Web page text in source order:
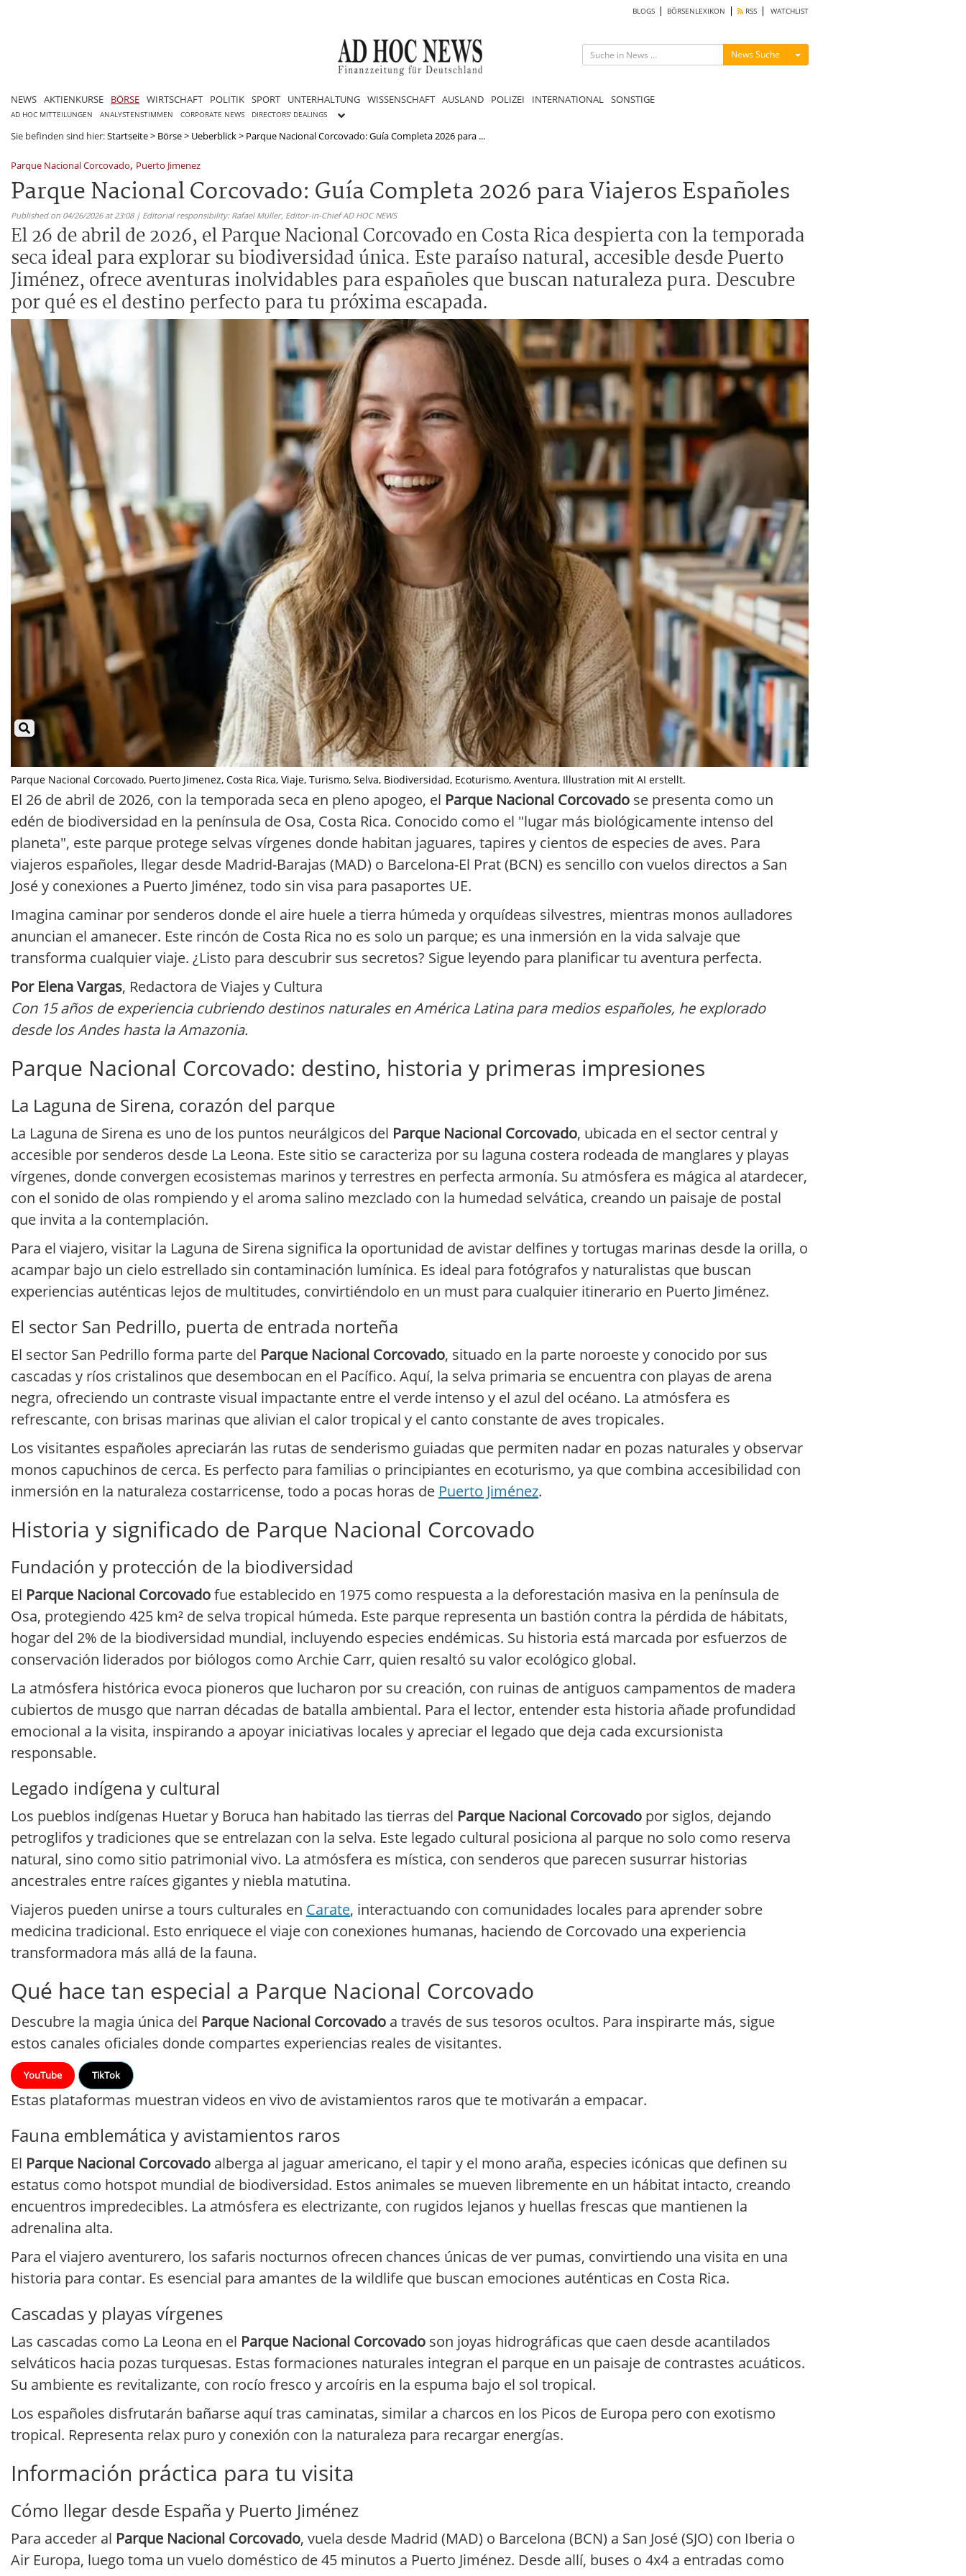
BLOGS BÖRSENLEXIKON RSS WATCHLIST
News Suche Menü ein-/ausblenden
NEWS AKTIENKURSE BÖRSE WIRTSCHAFT POLITIK SPORT UNTERHALTUNG WISSENSCHAFT AUSLAND POLIZEI INTERNATIONAL SONSTIGE
AD HOC MITTEILUNGEN ANALYSTENSTIMMEN CORPORATE NEWS DIRECTORS' DEALINGS
Sie befinden sind hier:Startseite> Börse> Ueberblick> Parque Nacional Corcovado: Guía Completa 2026 para ...
Parque Nacional Corcovado, Puerto Jimenez
Parque Nacional Corcovado: Guía Completa 2026 para Viajeros Españoles
Published on 04/26/2026 at 23:08 | Editorial responsibility: Rafael Müller, Editor-in-Chief AD HOC NEWS
El 26 de abril de 2026, el Parque Nacional Corcovado en Costa Rica despierta con la temporada
seca ideal para explorar su biodiversidad única. Este paraíso natural, accesible desde Puerto
Jiménez, ofrece aventuras inolvidables para españoles que buscan naturaleza pura. Descubre
por qué es el destino perfecto para tu próxima escapada.
Parque Nacional Corcovado, Puerto Jimenez, Costa Rica, Viaje, Turismo, Selva, Biodiversidad, Ecoturismo, Aventura, Illustration mit AI erstellt.
El 26 de abril de 2026, con la temporada seca en pleno apogeo, el Parque Nacional Corcovado se presenta como un
edén de biodiversidad en la península de Osa, Costa Rica. Conocido como el "lugar más biológicamente intenso del
planeta", este parque protege selvas vírgenes donde habitan jaguares, tapires y cientos de especies de aves. Para
viajeros españoles, llegar desde Madrid-Barajas (MAD) o Barcelona-El Prat (BCN) es sencillo con vuelos directos a San
José y conexiones a Puerto Jiménez, todo sin visa para pasaportes UE.
Imagina caminar por senderos donde el aire huele a tierra húmeda y orquídeas silvestres, mientras monos aulladores
anuncian el amanecer. Este rincón de Costa Rica no es solo un parque; es una inmersión en la vida salvaje que
transforma cualquier viaje. ¿Listo para descubrir sus secretos? Sigue leyendo para planificar tu aventura perfecta.
Por Elena Vargas, Redactora de Viajes y Cultura
Con 15 años de experiencia cubriendo destinos naturales en América Latina para medios españoles, he explorado
desde los Andes hasta la Amazonia.
Parque Nacional Corcovado: destino, historia y primeras impresiones
La Laguna de Sirena, corazón del parque
La Laguna de Sirena es uno de los puntos neurálgicos del Parque Nacional Corcovado, ubicada en el sector central y
accesible por senderos desde La Leona. Este sitio se caracteriza por su laguna costera rodeada de manglares y playas
vírgenes, donde convergen ecosistemas marinos y terrestres en perfecta armonía. Su atmósfera es mágica al atardecer,
con el sonido de olas rompiendo y el aroma salino mezclado con la humedad selvática, creando un paisaje de postal
que invita a la contemplación.
Para el viajero, visitar la Laguna de Sirena significa la oportunidad de avistar delfines y tortugas marinas desde la orilla, o
acampar bajo un cielo estrellado sin contaminación lumínica. Es ideal para fotógrafos y naturalistas que buscan
experiencias auténticas lejos de multitudes, convirtiéndolo en un must para cualquier itinerario en Puerto Jiménez.
El sector San Pedrillo, puerta de entrada norteña
El sector San Pedrillo forma parte del Parque Nacional Corcovado, situado en la parte noroeste y conocido por sus
cascadas y ríos cristalinos que desembocan en el Pacífico. Aquí, la selva primaria se encuentra con playas de arena
negra, ofreciendo un contraste visual impactante entre el verde intenso y el azul del océano. La atmósfera es
refrescante, con brisas marinas que alivian el calor tropical y el canto constante de aves tropicales.
Los visitantes españoles apreciarán las rutas de senderismo guiadas que permiten nadar en pozas naturales y observar
monos capuchinos de cerca. Es perfecto para familias o principiantes en ecoturismo, ya que combina accesibilidad con
inmersión en la naturaleza costarricense, todo a pocas horas de Puerto Jiménez.
Historia y significado de Parque Nacional Corcovado
Fundación y protección de la biodiversidad
El Parque Nacional Corcovadofue establecido en 1975 como respuesta a la deforestación masiva en la península de
Osa, protegiendo 425 km² de selva tropical húmeda. Este parque representa un bastión contra la pérdida de hábitats,
hogar del 2% de la biodiversidad mundial, incluyendo especies endémicas. Su historia está marcada por esfuerzos de
conservación liderados por biólogos como Archie Carr, quien resaltó su valor ecológico global.
La atmósfera histórica evoca pioneros que lucharon por su creación, con ruinas de antiguos campamentos de madera
cubiertos de musgo que narran décadas de batalla ambiental. Para el lector, entender esta historia añade profundidad
emocional a la visita, inspirando a apoyar iniciativas locales y apreciar el legado que deja cada excursionista
responsable.
Legado indígena y cultural
Los pueblos indígenas Huetar y Boruca han habitado las tierras del Parque Nacional Corcovado por siglos, dejando
petroglifos y tradiciones que se entrelazan con la selva. Este legado cultural posiciona al parque no solo como reserva
natural, sino como sitio patrimonial vivo. La atmósfera es mística, con senderos que parecen susurrar historias
ancestrales entre raíces gigantes y niebla matutina.
Viajeros pueden unirse a tours culturales en Carate, interactuando con comunidades locales para aprender sobre
medicina tradicional. Esto enriquece el viaje con conexiones humanas, haciendo de Corcovado una experiencia
transformadora más allá de la fauna.
Qué hace tan especial a Parque Nacional Corcovado
Descubre la magia única del Parque Nacional Corcovado a través de sus tesoros ocultos. Para inspirarte más, sigue
estos canales oficiales donde compartes experiencias reales de visitantes.
YouTube TikTok
Estas plataformas muestran videos en vivo de avistamientos raros que te motivarán a empacar.
Fauna emblemática y avistamientos raros
El Parque Nacional Corcovado alberga al jaguar americano, el tapir y el mono araña, especies icónicas que definen su
estatus como hotspot mundial de biodiversidad. Estos animales se mueven libremente en un hábitat intacto, creando
encuentros impredecibles. La atmósfera es electrizante, con rugidos lejanos y huellas frescas que mantienen la
adrenalina alta.
Para el viajero aventurero, los safaris nocturnos ofrecen chances únicas de ver pumas, convirtiendo una visita en una
historia para contar. Es esencial para amantes de la wildlife que buscan emociones auténticas en Costa Rica.
Cascadas y playas vírgenes
Las cascadas como La Leona en el Parque Nacional Corcovado son joyas hidrográficas que caen desde acantilados
selváticos hacia pozas turquesas. Estas formaciones naturales integran el parque en un paisaje de contrastes acuáticos.
Su ambiente es revitalizante, con rocío fresco y arcoíris en la espuma bajo el sol tropical.
Los españoles disfrutarán bañarse aquí tras caminatas, similar a charcos en los Picos de Europa pero con exotismo
tropical. Representa relax puro y conexión con la naturaleza para recargar energías.
Información práctica para tu visita
Cómo llegar desde España y Puerto Jiménez
Para acceder al Parque Nacional Corcovado, vuela desde Madrid (MAD) o Barcelona (BCN) a San José (SJO) con Iberia o
Air Europa, luego toma un vuelo doméstico de 45 minutos a Puerto Jiménez. Desde allí, buses o 4x4 a entradas como